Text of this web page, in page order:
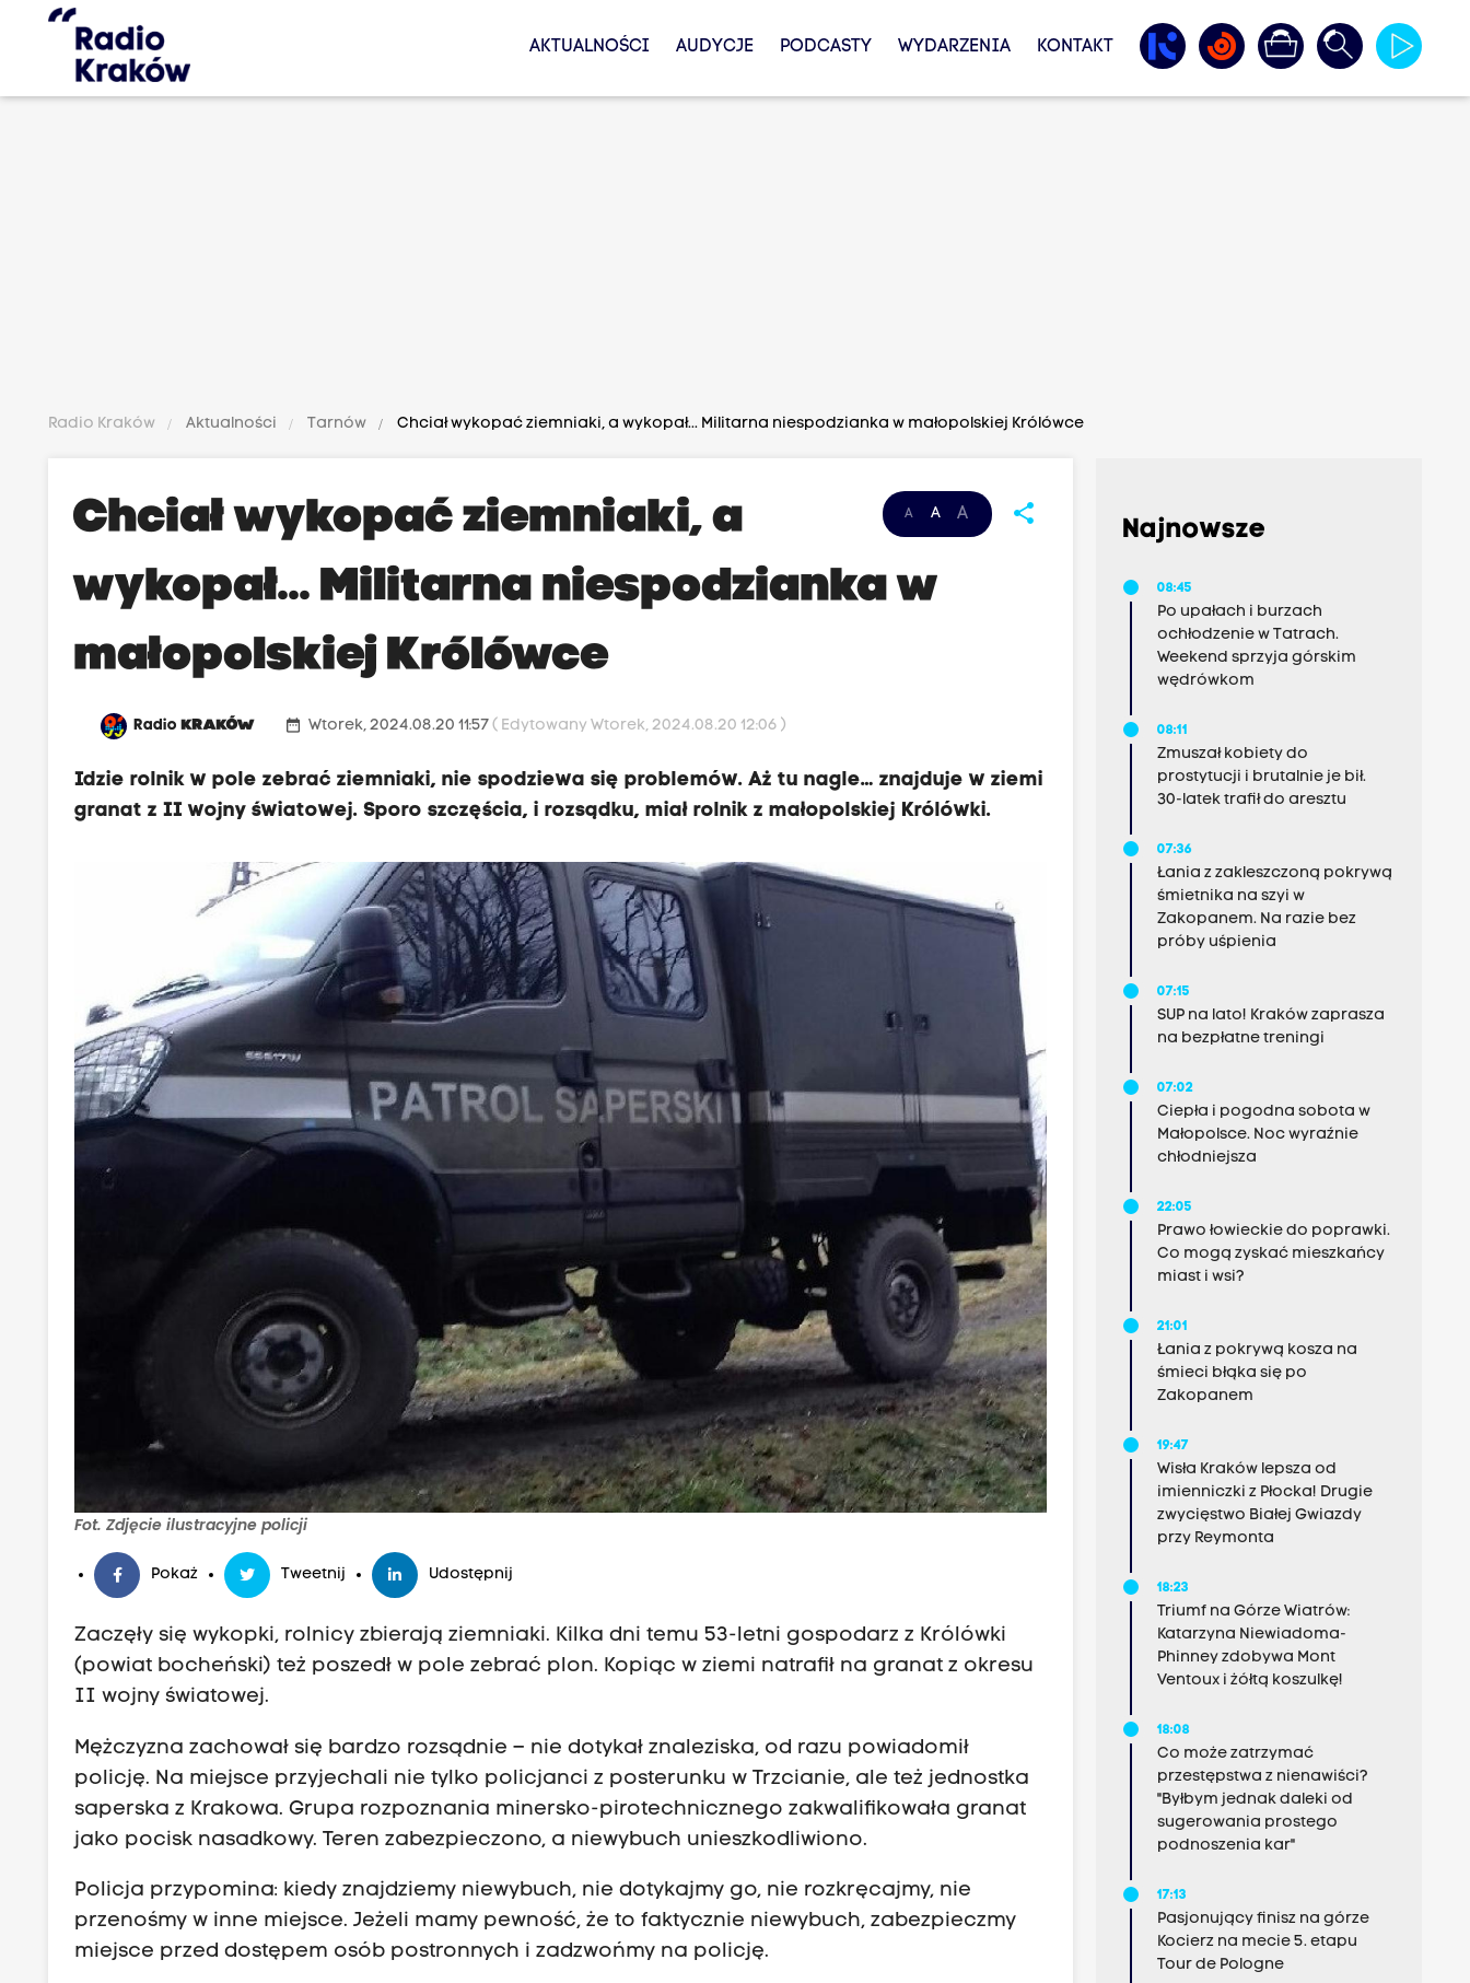
AKTUALNOŚCI AUDYCJE PODCASTY WYDARZENIA KONTAKT
Radio Kraków Aktualności Tarnów Chciał wykopać ziemniaki, a wykopał... Militarna niespodzianka w małopolskiej Królówce
A A A share
Chciał wykopać ziemniaki, a
wykopał... Militarna niespodzianka w
małopolskiej Królówce
RadioKRAKÓW date_range Wtorek, 2024.08.20 11:57( Edytowany Wtorek, 2024.08.20 12:06 )
Idzie rolnik w pole zebrać ziemniaki, nie spodziewa się problemów. Aż tu nagle… znajduje w ziemi
granat z II wojny światowej. Sporo szczęścia, i rozsądku, miał rolnik z małopolskiej Królówki.
Fot. Zdjęcie ilustracyjne policji
Pokaż Tweetnij Udostępnij
Zaczęły się wykopki, rolnicy zbierają ziemniaki. Kilka dni temu 53-letni gospodarz z Królówki
(powiat bocheński) też poszedł w pole zebrać plon. Kopiąc w ziemi natrafił na granat z okresu
II wojny światowej.
Mężczyzna zachował się bardzo rozsądnie – nie dotykał znaleziska, od razu powiadomił
policję. Na miejsce przyjechali nie tylko policjanci z posterunku w Trzcianie, ale też jednostka
saperska z Krakowa. Grupa rozpoznania minersko-pirotechnicznego zakwalifikowała granat
jako pocisk nasadkowy. Teren zabezpieczono, a niewybuch unieszkodliwiono.
Policja przypomina: kiedy znajdziemy niewybuch, nie dotykajmy go, nie rozkręcajmy, nie
przenośmy w inne miejsce. Jeżeli mamy pewność, że to faktycznie niewybuch, zabezpieczmy
miejsce przed dostępem osób postronnych i zadzwońmy na policję.
Najnowsze
08:45
Po upałach i burzach
ochłodzenie w Tatrach.
Weekend sprzyja górskim
wędrówkom
08:11
Zmuszał kobiety do
prostytucji i brutalnie je bił.
30-latek trafił do aresztu
07:36
Łania z zakleszczoną pokrywą
śmietnika na szyi w
Zakopanem. Na razie bez
próby uśpienia
07:15
SUP na lato! Kraków zaprasza
na bezpłatne treningi
07:02
Ciepła i pogodna sobota w
Małopolsce. Noc wyraźnie
chłodniejsza
22:05
Prawo łowieckie do poprawki.
Co mogą zyskać mieszkańcy
miast i wsi?
21:01
Łania z pokrywą kosza na
śmieci błąka się po
Zakopanem
19:47
Wisła Kraków lepsza od
imienniczki z Płocka! Drugie
zwycięstwo Białej Gwiazdy
przy Reymonta
18:23
Triumf na Górze Wiatrów:
Katarzyna Niewiadoma-
Phinney zdobywa Mont
Ventoux i żółtą koszulkę!
18:08
Co może zatrzymać
przestępstwa z nienawiści?
"Byłbym jednak daleki od
sugerowania prostego
podnoszenia kar"
17:13
Pasjonujący finisz na górze
Kocierz na mecie 5. etapu
Tour de Pologne